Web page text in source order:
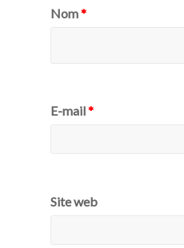
Nom*
E-mail*
Site web